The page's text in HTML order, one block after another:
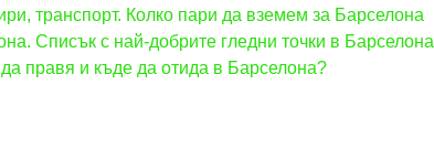
транспорт. Колко пари да вземем за Барселона
Списък с най-добрите гледни точки в Барселона
правя и къде да отида в Барселона?